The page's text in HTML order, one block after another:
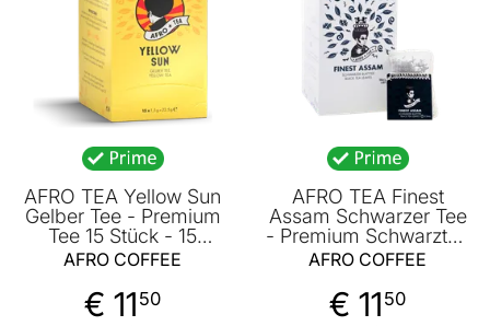
AFRO TEA Yellow Sun
Gelber Tee - Premium
Tee 15 Stück - 15
handgenähte
Teebeutel mit Yellow
Tea aus China von
AFRO COFFEE
AFRO COFFEE
€ 11 50
AFRO TEA Finest
Assam Schwarzer Tee
- Premium Schwarztee
15 Stück - 15
handgenähte
Teebeutel mit Assam
Tee von AFRO COFFEE
AFRO COFFEE
€ 11 50